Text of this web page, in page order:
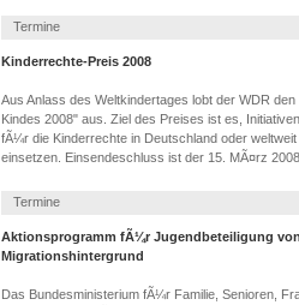
Termine
Kinderrechte-Preis 2008
Aus Anlass des Weltkindertages lobt der WDR
Kindes 2008" aus. Ziel des Preises ist es,
fÃ¼r die Kinderrechte in Deutschland oder
einsetzen. Einsendeschluss ist der 15. MÃ¤rz
Termine
Aktionsprogramm fÃ¼r Jugendbeteiligung
Migrationshintergrund
Das Bundesministerium fÃ¼r Familie, Senioren,